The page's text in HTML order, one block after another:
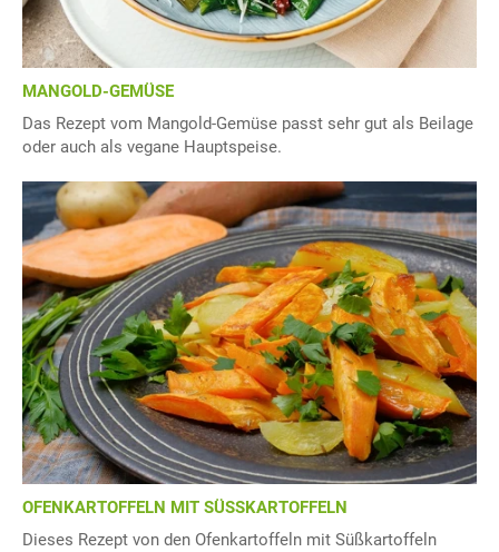
MANGOLD-GEMÜSE
Das Rezept vom Mangold-Gemüse passt sehr gut als Beilage
oder auch als vegane Hauptspeise.
OFENKARTOFFELN MIT SÜSSKARTOFFELN
Dieses Rezept von den Ofenkartoffeln mit Süßkartoffeln